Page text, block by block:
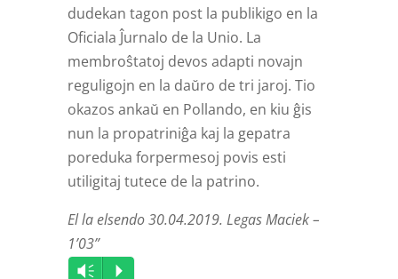
dudekan tagon post la publikigo en la
Oficiala Ĵurnalo de la Unio. La
membroŝtatoj devos adapti novajn
reguligojn en la daŭro de tri jaroj. Tio
okazos ankaŭ en Pollando, en kiu ĝis
nun la propatriniĝa kaj la gepatra
poreduka forpermesoj povis esti
utiligitaj tutece de la patrino.
El la elsendo 30.04.2019. Legas Maciek –
1’03”
Audio
Vm P